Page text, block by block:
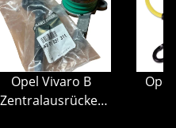
Opel Vivaro B
Zentralausrücker